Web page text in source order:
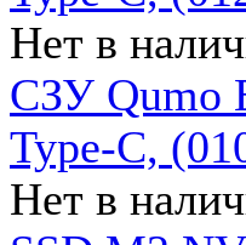
Нет в
СЗУ Qumo
Type-C,
Нет в